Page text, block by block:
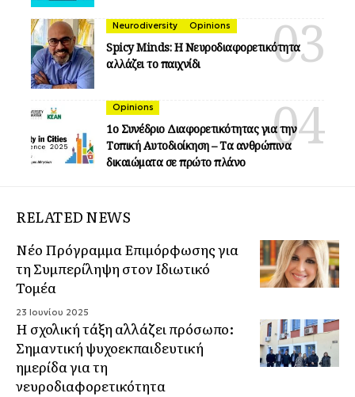
Neurodiversity Opinions
Spicy Minds: Η Νευροδιαφορετικότητα
αλλάζει το παιχνίδι
Opinions
1ο Συνέδριο Διαφορετικότητας για την
Τοπική Αυτοδιοίκηση – Τα ανθρώπινα
δικαιώματα σε πρώτο πλάνο
RELATED NEWS
Νέο Πρόγραμμα Επιμόρφωσης για
τη Συμπερίληψη στον Ιδιωτικό
Τομέα
23 Ιουνίου 2025
Η σχολική τάξη αλλάζει πρόσωπο:
Σημαντική ψυχοεκπαιδευτική
ημερίδα για τη
νευροδιαφορετικότητα